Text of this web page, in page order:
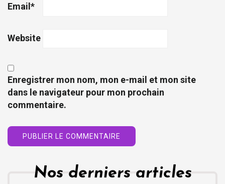
Email*
Website
Enregistrer mon nom, mon e-mail et mon site
dans le navigateur pour mon prochain
commentaire.
Nos derniers articles